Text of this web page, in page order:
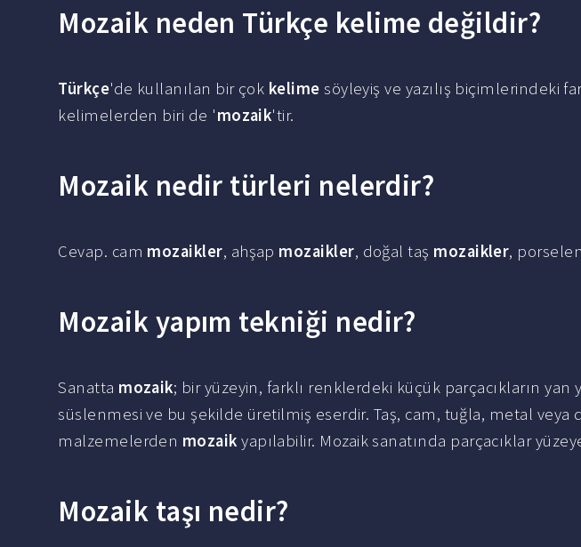
Mozaik neden Türkçe kelime değildir?
Türkçe'de kullanılan bir çok kelime söyleyiş ve yazılış biçimlerindeki
kelimelerden biri de 'mozaik'tir.
Mozaik nedir türleri nelerdir?
Cevap. cam mozaikler, ahşap mozaikler, doğal taş mozaikler, porselen
Mozaik yapım tekniği nedir?
Sanatta mozaik; bir yüzeyin, farklı renklerdeki küçük parçacıkların
süslenmesi ve bu şekilde üretilmiş eserdir. Taş, cam, tuğla, metal veya
malzemelerden mozaik yapılabilir. Mozaik sanatında parçacıklar
Mozaik taşı nedir?